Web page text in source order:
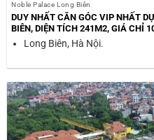
Noble Palace Long Biên
DUY NHẤT CĂN GÓC VIP NHẤT
BIÊN, DIỆN TÍCH 241M2, GIÁ CHỈ
Long Biên, Hà Nội.